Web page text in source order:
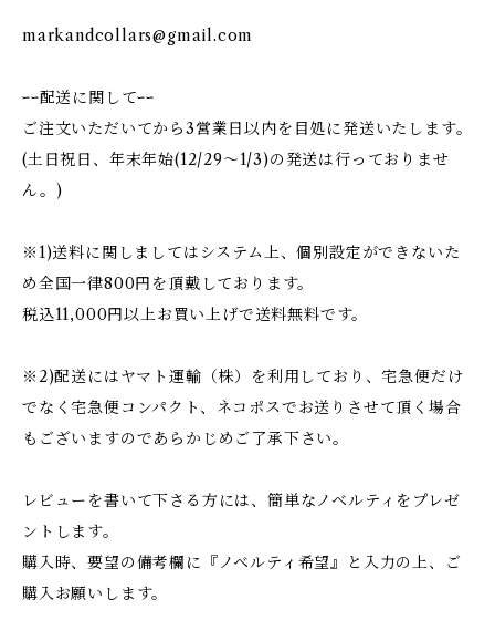
markandcollars@gmail.com
ｰｰ配送に関してｰｰ
ご注文いただいてから3営業日以内を目処に発送いたします。
(土日祝日、年末年始(12/29〜1/3)の発送は行っておりませ
ん。)
※1)送料に関しましてはシステム上、個別設定ができないた
め全国一律800円を頂戴しております。
税込11,000円以上お買い上げで送料無料です。
※2)配送にはヤマト運輸（株）を利用しており、宅急便だけ
でなく宅急便コンパクト、ネコポスでお送りさせて頂く場合
もございますのであらかじめご了承下さい。
レビューを書いて下さる方には、簡単なノベルティをプレゼ
ントします。
購入時、要望の備考欄に『ノベルティ希望』と入力の上、ご
購入お願いします。